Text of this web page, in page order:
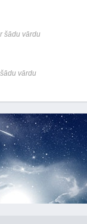
šādu vārdu
vārdu